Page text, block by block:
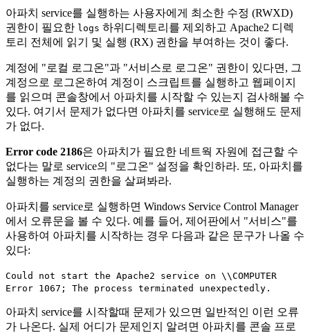
아파치 service를 실행하는 사용자에게 최소한 수정 (RWXD)
권한이 필요한 logs 하위디렉토리를 제외하고 Apache2 디렉
토리 전체에 읽기 및 실행 (RX) 권한을 부여하는 것이 좋다.
계정에 "로컬 로그온"과 "서비스로 로그온" 권한이 있다면, 그
계정으로 로그온하여 계정이 스크립트를 실행하고 웹페이지
를 읽으며 콘솔창에서 아파치를 시작할 수 있는지 검사해볼 수
있다. 여기서 문제가 없다면 아파치를 service로 실행해도 문제
가 없다.
Error code 2186은 아파치가 필요한 네트웍 자원에 접근할 수
없다는 말로 service의 "로그온" 설정을 확인하라. 또, 아파치를
실행하는 계정의 권한을 살펴봐라.
아파치를 service로 실행하면 Windows Service Control Manager
에서 오류문을 볼 수 있다. 예를 들어, 제어판에서 "서비스"를
사용하여 아파치를 시작하는 경우 다음과 같은 문구가 나올 수
있다:
Could not start the Apache2 service on \\COMPUTER
Error 1067; The process terminated unexpectedly.
아파치 service를 시작할때 문제가 있으면 일반적인 이런 오류
가 나온다. 실제 어디가 문제인지 알려면 아파치를 콘솔 프로